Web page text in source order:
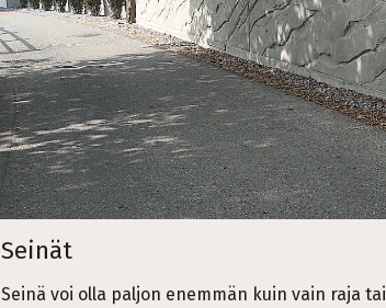
Seinät
Seinä voi olla paljon enemmän kuin vain raja tai